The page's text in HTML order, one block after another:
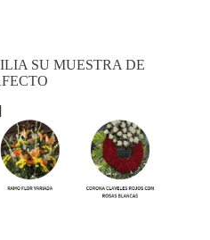
SU MUESTRA DE